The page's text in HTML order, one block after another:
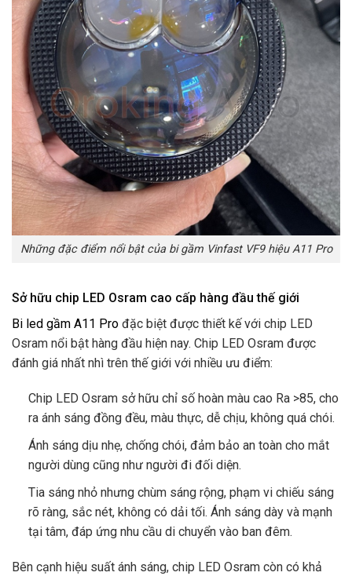
Những đặc điểm nổi bật của bi gầm Vinfast VF9 hiệu A11 Pro
Sở hữu chip LED Osram cao cấp hàng đầu thế giới
Bi led gầm A11 Pro đặc biệt được thiết kế với chip LED
Osram nổi bật hàng đầu hiện nay. Chip LED Osram được
đánh giá nhất nhì trên thế giới với nhiều ưu điểm:
Chip LED Osram sở hữu chỉ số hoàn màu cao Ra >85, cho
ra ánh sáng đồng đều, màu thực, dễ chịu, không quá chói.
Ánh sáng dịu nhẹ, chống chói, đảm bảo an toàn cho mắt
người dùng cũng như người đi đối diện.
Tia sáng nhỏ nhưng chùm sáng rộng, phạm vi chiếu sáng
rõ ràng, sắc nét, không có dải tối. Ánh sáng dày và mạnh
tại tâm, đáp ứng nhu cầu di chuyển vào ban đêm.
Bên cạnh hiệu suất ánh sáng, chip LED Osram còn có khả